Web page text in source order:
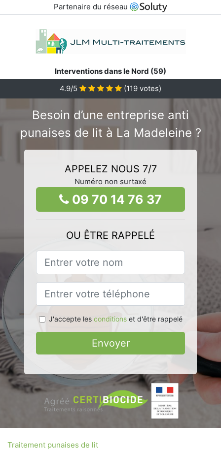
Partenaire du réseau
Interventions dans le Nord (59)
4.9/5
(119 votes)
Besoin d’une entreprise anti
punaises de lit à La Madeleine ?
APPELEZ NOUS 7/7
Numéro non surtaxé
09 70 14 76 37
OU ÊTRE RAPPELÉ
J'accepte les conditionset d'être rappelé
Envoyer
Traitement punaises de lit